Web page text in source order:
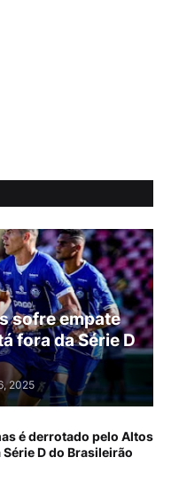
sofre empate
fora da Série D
2025
é derrotado pelo Altos
D do Brasileirão